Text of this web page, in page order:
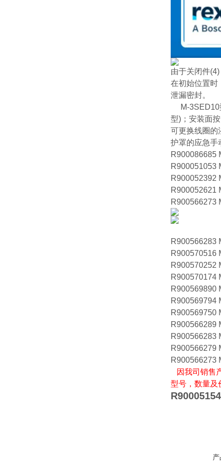
由于关闭件
在初始位置时
泄漏密封。
M-3SED10
型)；安装面
可更换线圈的
护罩的应急手
R900086685
R900051053
R900052392
R900052621
R900566273
R900566283
R900570516
R900570252
R900570174
R900569890
R900569794
R900569750
R900566289
R900566283
R900566279
R900566273
因我司销售
型号，数量及